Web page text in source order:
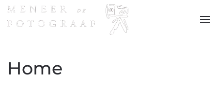
Terug naar hoofdinhoud
Home